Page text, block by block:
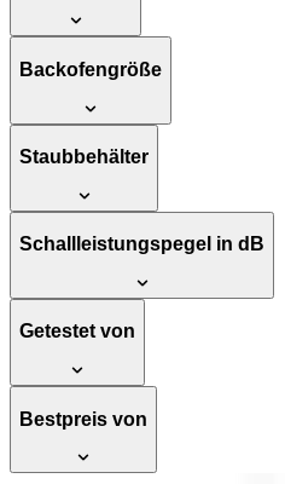
Backofengröße
Staubbehälter
Schallleistungspegel in dB
Getestet von
Bestpreis von